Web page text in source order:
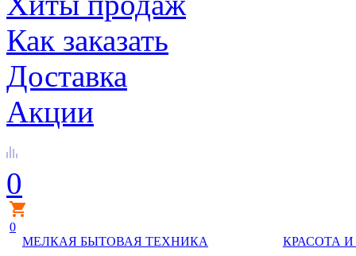
Как заказать
Доставка
Акции
0
0
МЕЛКАЯ БЫТОВАЯ ТЕХНИКА
КРАСОТА И